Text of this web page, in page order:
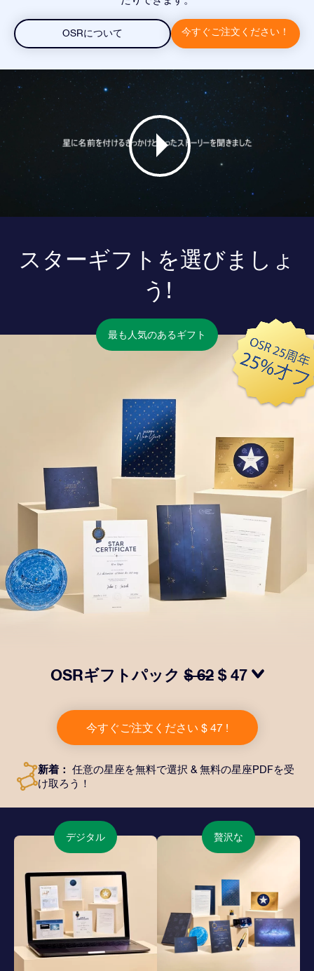
OSRについて 今すぐご注文ください！
スターギフトを選びましょ
う!
最も人気のあるギフト
OSRギフトパック$ 62 $ 47
所に送付される美しい封筒とカスタマイズされたドキュ
メント、デジタルドキュメントが含まれている他、弊社
のアプリを無料で利用できます。大切や人や友達に永遠
今すぐご注文ください $ 47 !
新着： 任意の星座を無料で選択 & 無料の星座PDFを受
け取ろう！
デジタル 贅沢な